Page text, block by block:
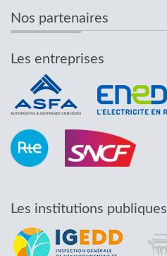
Nos partenaires
Les entreprises
Les institutions publiques